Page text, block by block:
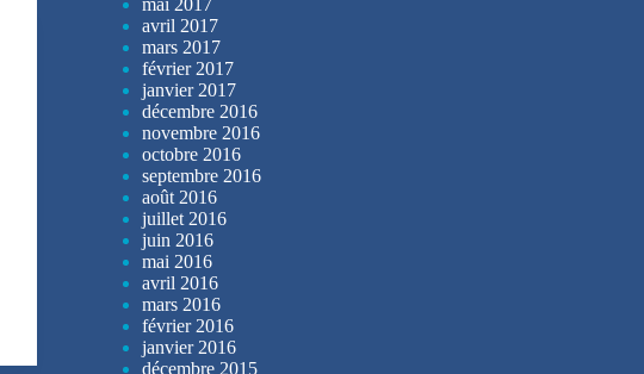
mai 2017
avril 2017
mars 2017
février 2017
janvier 2017
décembre 2016
novembre 2016
octobre 2016
septembre 2016
août 2016
juillet 2016
juin 2016
mai 2016
avril 2016
mars 2016
février 2016
janvier 2016
décembre 2015